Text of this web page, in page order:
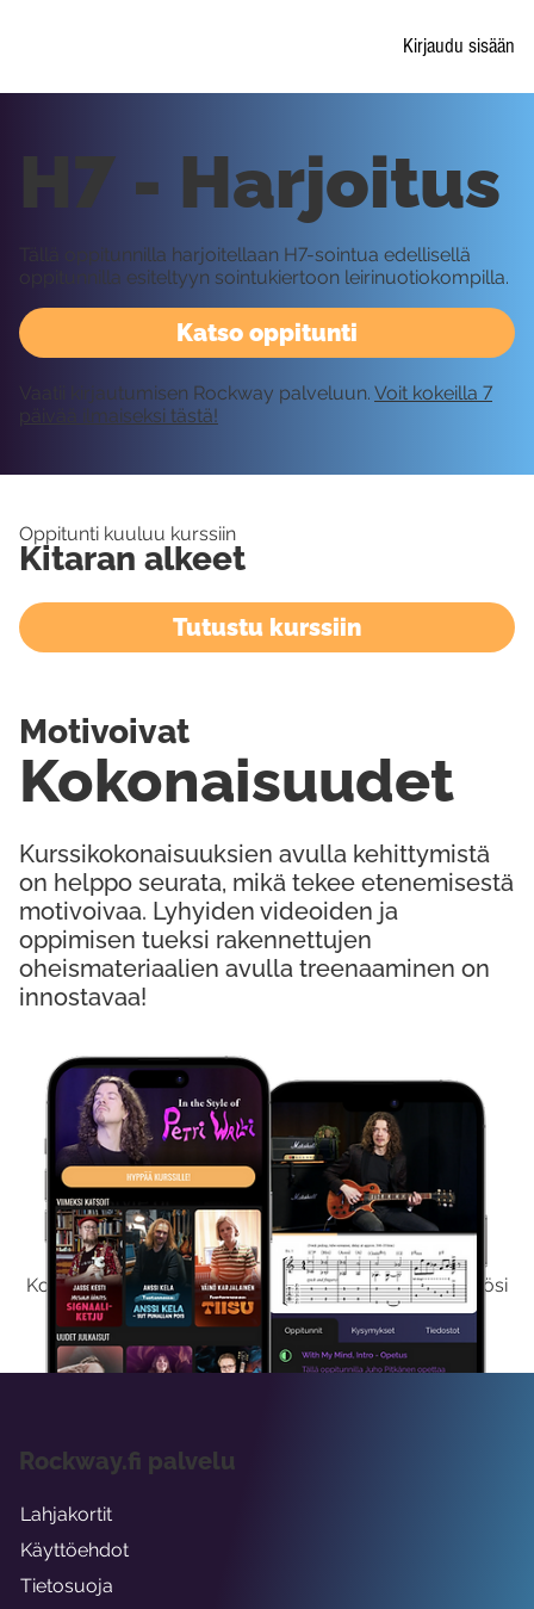
Kirjaudu sisään
Kokeile Ilmaiseksi
Kokeilemalla ilmaiseksi saat koko sisältömme käyttöösi
viikon ajaksi.
Katso oppitunti
H7 - Harjoitus
Tällä oppitunnilla harjoitellaan H7-sointua edellisellä
oppitunnilla esiteltyyn sointukiertoon leirinuotiokompilla.
Vaatii kirjautumisen Rockway palveluun. Voit kokeilla 7
päivää ilmaiseksi tästä!
Oppitunti kuuluu kurssiin
Kitaran alkeet
Tutustu kurssiin
Kurssikokonaisuuksien avulla kehittymistä
on helppo seurata, mikä tekee etenemisestä
motivoivaa. Lyhyiden videoiden ja
oppimisen tueksi rakennettujen
oheismateriaalien avulla treenaaminen on
innostavaa!
Kokonaisuudet
Motivoivat
Rockway.fi palvelu
Lahjakortit
Käyttöehdot
Tietosuoja